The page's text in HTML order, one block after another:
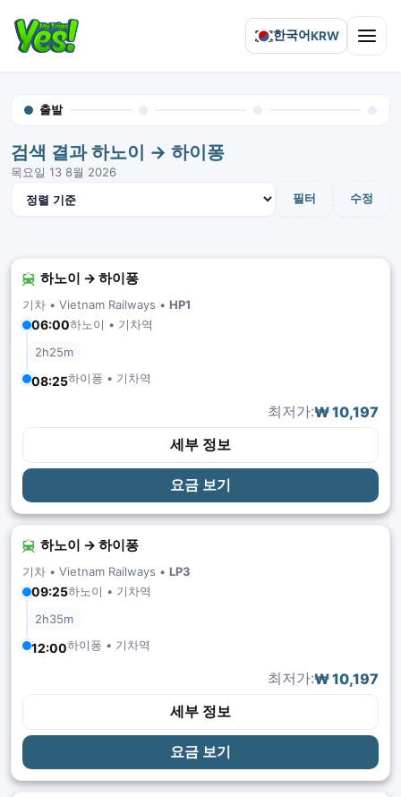
한국어KRW Open
출발
검색 결과 하노이 → 하이퐁
목요일 13 8월 2026
필터 수정
결과 정렬
하노이 → 하이퐁
기차 • Vietnam Railways • HP1
06:00하노이 • 기차역
2h25m
08:25하이퐁 • 기차역
최저가:₩ 10,197
세부 정보
요금 보기
하노이 → 하이퐁
기차 • Vietnam Railways • LP3
09:25하노이 • 기차역
2h35m
12:00하이퐁 • 기차역
최저가:₩ 10,197
세부 정보
요금 보기